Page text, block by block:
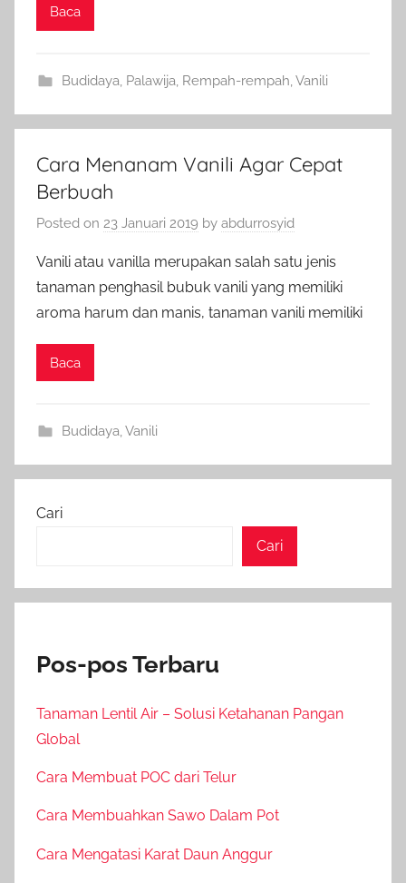
Baca
Budidaya Palawija Rempah-rempah Vanili
Cara Menanam Vanili Agar Cepat
Berbuah
Posted on 23 Januari 2019 by abdurrosyid
Vanili atau vanilla merupakan salah satu jenis
tanaman penghasil bubuk vanili yang memiliki
aroma harum dan manis, tanaman vanili memiliki
Baca
Budidaya,Vanili
Cari
Cari
Pos-pos Terbaru
Tanaman Lentil Air – Solusi Ketahanan Pangan
Global
Cara Membuat POC dari Telur
Cara Membuahkan Sawo Dalam Pot
Cara Mengatasi Karat Daun Anggur